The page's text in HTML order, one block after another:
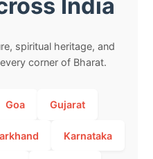
India
spiritual heritage, and
corner of Bharat.
Goa Gujarat
Karnataka